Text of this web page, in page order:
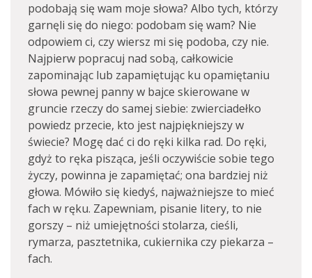
podobają się wam moje słowa? Albo tych, którzy
garnęli się do niego: podobam się wam? Nie
odpowiem ci, czy wiersz mi się podoba, czy nie.
Najpierw popracuj nad sobą, całkowicie
zapominając lub zapamiętując ku opamiętaniu
słowa pewnej panny w bajce skierowane w
gruncie rzeczy do samej siebie: zwierciadełko
powiedz przecie, kto jest najpiękniejszy w
świecie? Mogę dać ci do ręki kilka rad. Do ręki,
gdyż to ręka pisząca, jeśli oczywiście sobie tego
życzy, powinna je zapamiętać; ona bardziej niż
głowa. Mówiło się kiedyś, najważniejsze to mieć
fach w ręku. Zapewniam, pisanie litery, to nie
gorszy – niż umiejętności stolarza, cieśli,
rymarza, pasztetnika, cukiernika czy piekarza –
fach.